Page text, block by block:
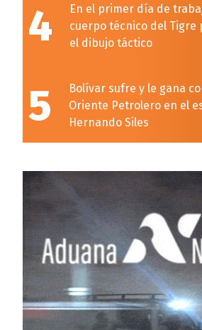
4
En el primer día de
cuerpo técnico del Tigre
el dibujo táctico
5
Bolívar sufre y le gana
Oriente Petrolero en el
Hernando Siles